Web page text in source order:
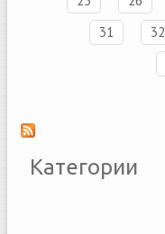
31
32
Категории